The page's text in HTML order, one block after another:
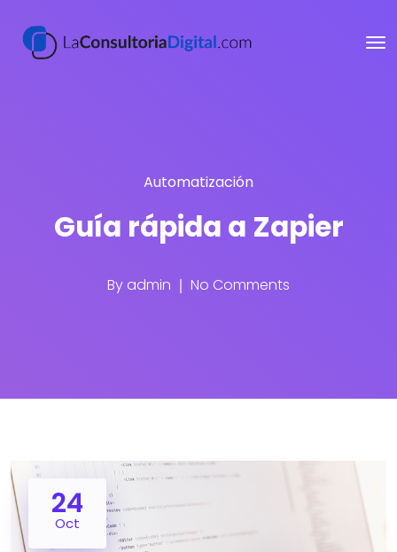
Automatización
Guía rápida a Zapier
By admin No Comments
24
Oct